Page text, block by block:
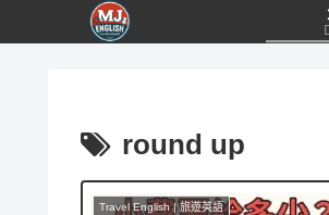
round up
Travel English | 旅遊英語